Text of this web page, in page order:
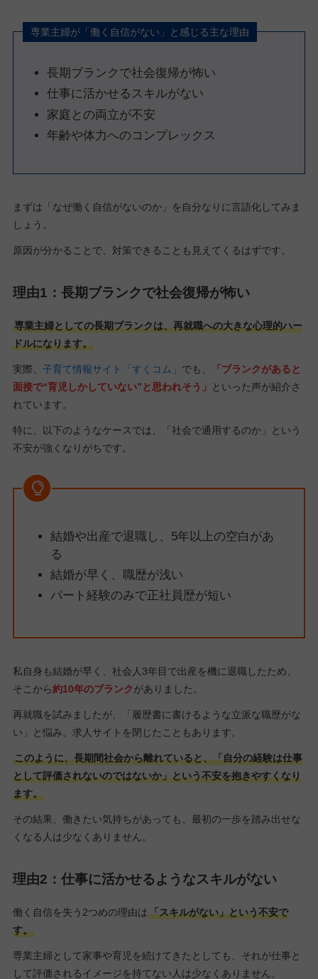
専業主婦が「働く自信がない」と感じる主な理由
長期ブランクで社会復帰が怖い
仕事に活かせるスキルがない
家庭との両立が不安
年齢や体力へのコンプレックス
まずは「なぜ働く自信がないのか」を自分なりに言語化してみま
しょう。
原因が分かることで、対策できることも見えてくるはずです。
理由1：長期ブランクで社会復帰が怖い
専業主婦としての長期ブランクは、再就職への大きな心理的ハー
ドルになります。
実際、 子育て情報サイト「すくコム」 でも、
「ブランクがあると
面接で“育児しかしていない”と思われそう」
といった声が紹介さ
れています。
特に、以下のようなケースでは、「社会で通用するのか」という
不安が強くなりがちです。
結婚や出産で退職し、5年以上の空白があ
る
結婚が早く、職歴が浅い
パート経験のみで正社員歴が短い
私自身も結婚が早く、社会人3年目で出産を機に退職したため、
そこから約10年のブランクがありました。
再就職を試みましたが、「履歴書に書けるような立派な職歴がな
い」と悩み、求人サイトを閉じたこともあります。
このように、長期間社会から離れていると、「自分の経験は仕事
として評価されないのではないか」という不安を抱きやすくなり
ます。
その結果、働きたい気持ちがあっても、最初の一歩を踏み出せな
くなる人は少なくありません。
理由2：仕事に活かせるようなスキルがない
働く自信を失う2つめの理由は「スキルがない」という不安で
す。
専業主婦として家事や育児を続けてきたとしても、それが仕事と
して評価されるイメージを持てない人は少なくありません。